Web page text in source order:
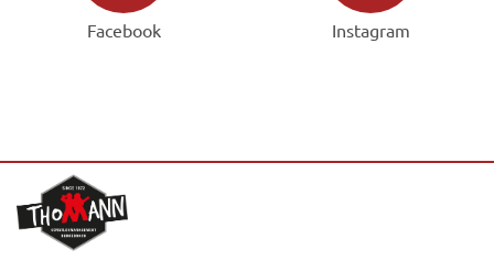
Facebook Instagram